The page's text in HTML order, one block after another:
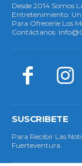
Desde 2014 Somos
Entretenimiento.
Para Ofrecerle Los
Contáctanos:
SUSCRIBETE
Para Recibir Las
Fuerteventura.